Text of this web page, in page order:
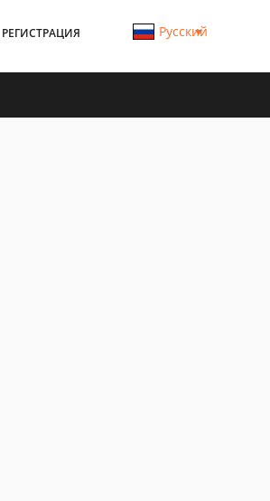
РЕГИСТРАЦИЯ Русский